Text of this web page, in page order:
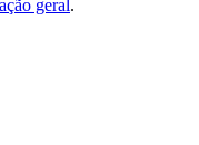
geral.